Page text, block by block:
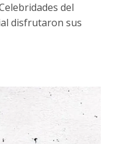
del
disfrutaron sus